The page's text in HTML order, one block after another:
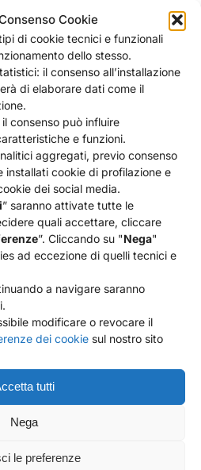
Cookie
di cookie tecnici e funzionali
dello stesso.
il consenso all’installazione
di elaborare dati come il
consenso può influire
e funzioni.
aggregati, previo consenso
installati cookie di profilazione e
dei social media.
” saranno attivate tutte le
quali accettare, cliccare
”. Cliccando su "Nega"
ad eccezione di quelli tecnici e
a navigare saranno
modificare o revocare il
dei cookie sul nostro sito
tutti
Nega
le preferenze
SET COPPE CERAMICA
PEZZI
88,00€
Aggiungi al carrello
Dettagli